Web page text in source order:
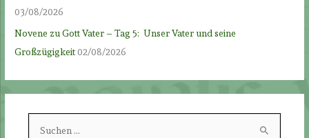
03/08/2026
Novene zu Gott Vater – Tag 5: Unser Vater und seine
Großzügigkeit02/08/2026